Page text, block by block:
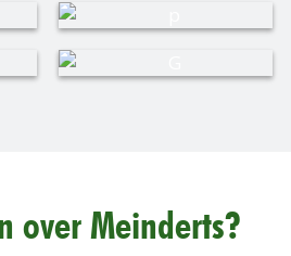
over Meinderts?